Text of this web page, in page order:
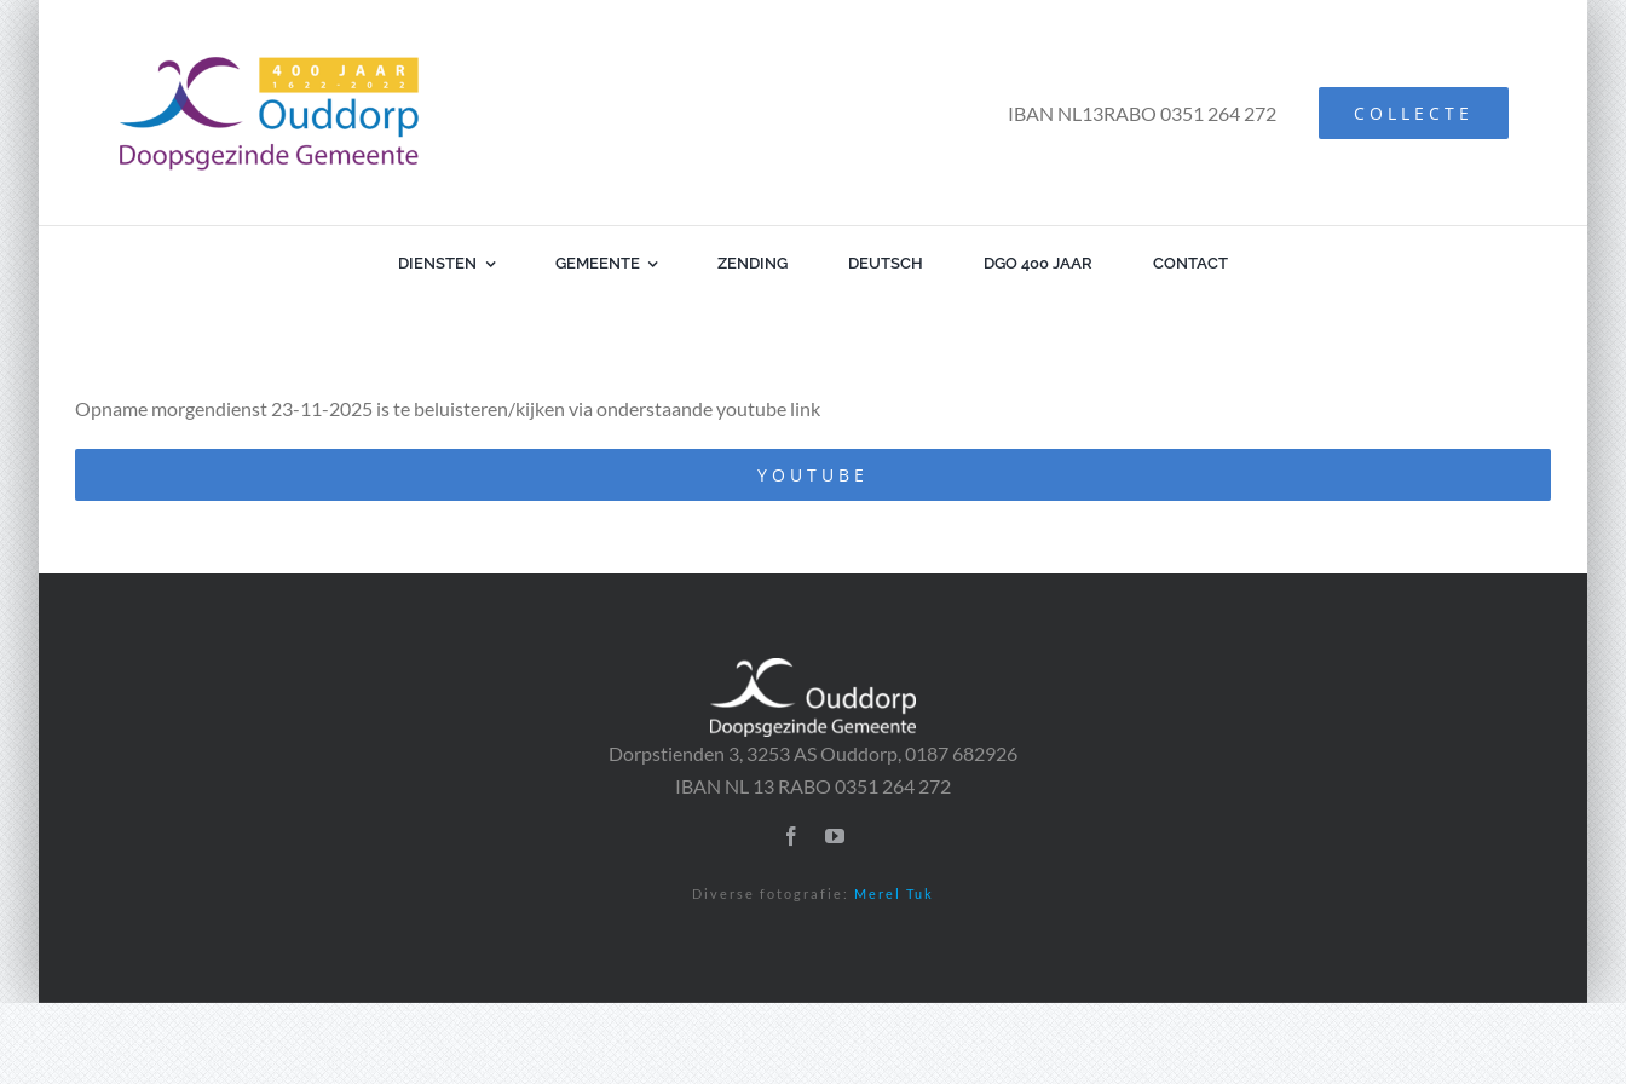
IBAN NL13RABO 0351 264 272
COLLECTE
DIENSTEN GEMEENTE ZENDING DEUTSCH DGO 400 JAAR CONTACT
Opname morgendienst 23-11-2025 is te beluisteren/kijken via onderstaande youtube link
YOUTUBE
Dorpstienden 3, 3253 AS Ouddorp, 0187 682926
IBAN NL 13 RABO 0351 264 272
Diverse fotografie: Merel Tuk